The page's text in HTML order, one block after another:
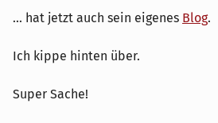
... hat jetzt auch sein eigenes Blog.
Ich kippe hinten über.
Super Sache!